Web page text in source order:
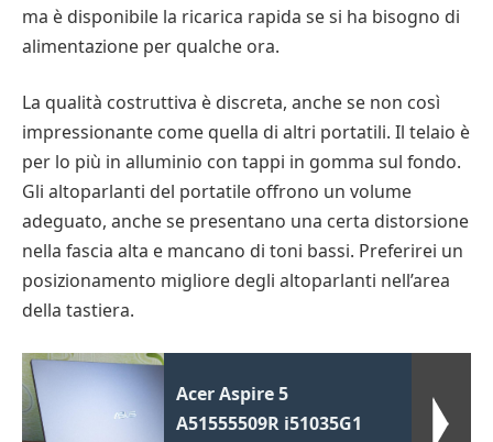
ma è disponibile la ricarica rapida se si ha bisogno di
alimentazione per qualche ora.
La qualità costruttiva è discreta, anche se non così
impressionante come quella di altri portatili. Il telaio è
per lo più in alluminio con tappi in gomma sul fondo.
Gli altoparlanti del portatile offrono un volume
adeguato, anche se presentano una certa distorsione
nella fascia alta e mancano di toni bassi. Preferirei un
posizionamento migliore degli altoparlanti nell’area
della tastiera.
Acer Aspire 5
A51555509R i51035G1